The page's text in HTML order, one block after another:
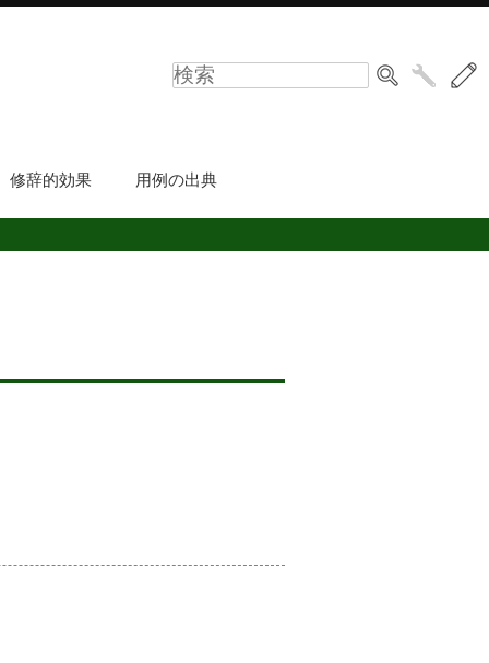
修辞的効果 用例の出典